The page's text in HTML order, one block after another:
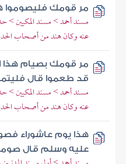
مر قومك فليصوموا
مسند أحمد > مسند المكيين >
عنه وكان هند من أصحاب
مر قومك بصيام هذا
قد طعموا قال
مسند أحمد > مسند المكيين >
عنه وكان هند من أصحاب
هذا يوم عاشوراء
عليه وسلم قال